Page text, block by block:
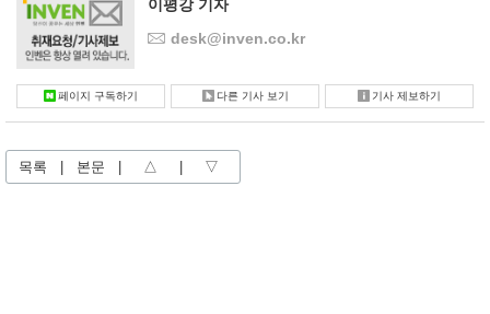
이평강 기자
desk@inven.co.kr
페이지 구독하기 다른 기사 보기 기사 제보하기
목록 본문 △ ▽